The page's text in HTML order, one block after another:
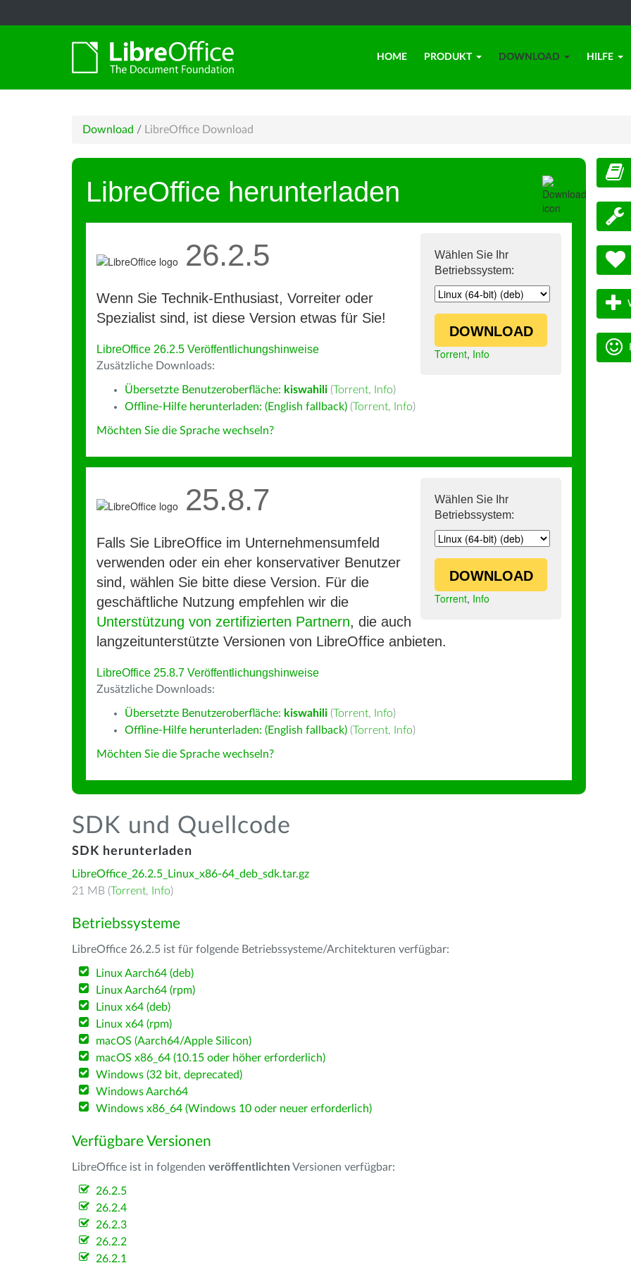
HOME PRODUKT DOWNLOAD HILFE
Download / LibreOffice Download
LibreOffice herunterladen
Wählen Sie Ihr
Betriebssystem:
DOWNLOAD
Torrent, Info
26.2.5
Wenn Sie Technik-Enthusiast, Vorreiter oder
Spezialist sind, ist diese Version etwas für Sie!
LibreOffice 26.2.5 Veröffentlichungshinweise
Zusätzliche Downloads:
Übersetzte Benutzeroberfläche: kiswahili (Torrent, Info)
Offline-Hilfe herunterladen: (English fallback) (Torrent, Info)
Möchten Sie die Sprache wechseln?
Wählen Sie Ihr
Betriebssystem:
DOWNLOAD
Torrent, Info
25.8.7
Falls Sie LibreOffice im Unternehmensumfeld
verwenden oder ein eher konservativer Benutzer
sind, wählen Sie bitte diese Version. Für die
geschäftliche Nutzung empfehlen wir die
Unterstützung von zertifizierten Partnern, die auch
langzeitunterstützte Versionen von LibreOffice anbieten.
LibreOffice 25.8.7 Veröffentlichungshinweise
Zusätzliche Downloads:
Übersetzte Benutzeroberfläche: kiswahili (Torrent, Info)
Offline-Hilfe herunterladen: (English fallback) (Torrent, Info)
Möchten Sie die Sprache wechseln?
SDK und Quellcode
SDK herunterladen
LibreOffice_26.2.5_Linux_x86-64_deb_sdk.tar.gz
21 MB (Torrent, Info)
Betriebssysteme
LibreOffice 26.2.5 ist für folgende Betriebssysteme/Architekturen verfügbar:
Linux Aarch64 (deb)
Linux Aarch64 (rpm)
Linux x64 (deb)
Linux x64 (rpm)
macOS (Aarch64/Apple Silicon)
macOS x86_64 (10.15 oder höher erforderlich)
Windows (32 bit, deprecated)
Windows Aarch64
Windows x86_64 (Windows 10 oder neuer erforderlich)
Verfügbare Versionen
LibreOffice ist in folgenden veröffentlichten Versionen verfügbar:
26.2.5
26.2.4
26.2.3
26.2.2
26.2.1